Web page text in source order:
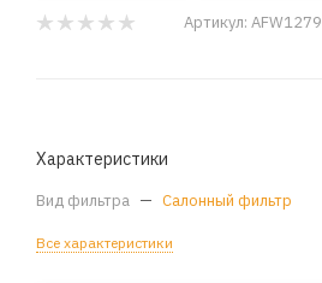
Артикул: AFW1279
Характеристики
Вид фильтра — Салонный фильтр
Все характеристики